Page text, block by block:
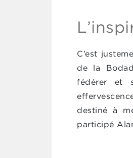
C’est
de la
fédérer et
destiné à
participé